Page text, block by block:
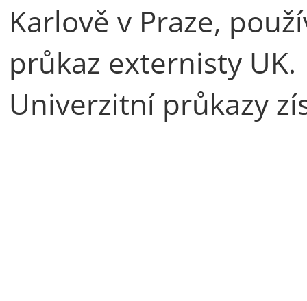
Karlově v Praze,
průkaz externisty UK.
Univerzitní průkazy